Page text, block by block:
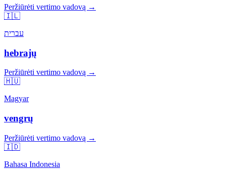
Peržiūrėti vertimo vadovą →
🇮🇱
עברית
hebrajų
Peržiūrėti vertimo vadovą →
🇭🇺
Magyar
vengrų
Peržiūrėti vertimo vadovą →
🇮🇩
Bahasa Indonesia